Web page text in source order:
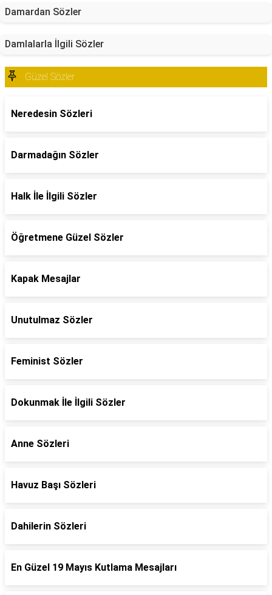
Damardan Sözler
Damlalarla İlgili Sözler
Güzel Sözler
Neredesin Sözleri
Darmadağın Sözler
Halk İle İlgili Sözler
Öğretmene Güzel Sözler
Kapak Mesajlar
Unutulmaz Sözler
Feminist Sözler
Dokunmak İle İlgili Sözler
Anne Sözleri
Havuz Başı Sözleri
Dahilerin Sözleri
En Güzel 19 Mayıs Kutlama Mesajları